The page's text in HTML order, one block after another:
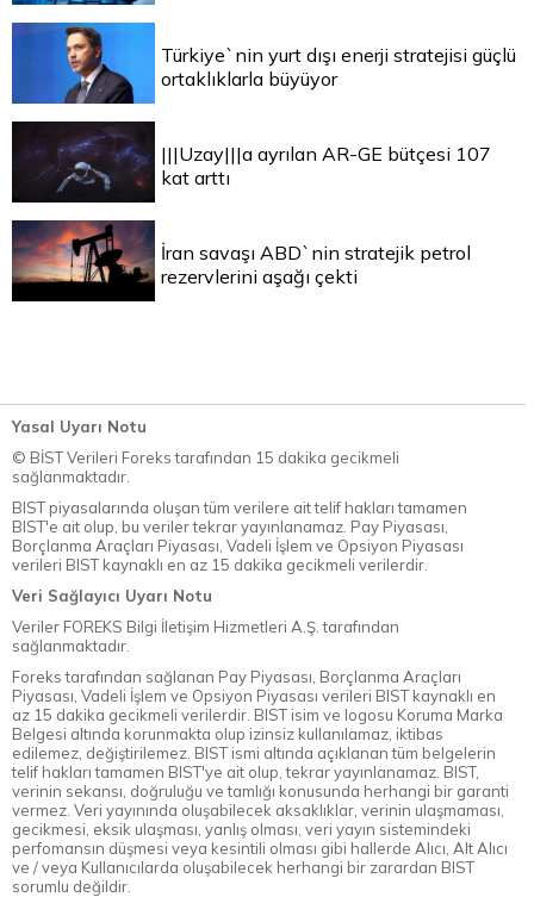
Türkiye`nin yurt dışı enerji stratejisi güçlü
ortaklıklarla büyüyor
|||Uzay|||a ayrılan AR-GE bütçesi 107
kat arttı
İran savaşı ABD`nin stratejik petrol
rezervlerini aşağı çekti
Yasal Uyarı Notu
© BİST Verileri Foreks tarafından 15 dakika gecikmeli
sağlanmaktadır.
BIST piyasalarında oluşan tüm verilere ait telif hakları tamamen
BIST'e ait olup, bu veriler tekrar yayınlanamaz. Pay Piyasası,
Borçlanma Araçları Piyasası, Vadeli İşlem ve Opsiyon Piyasası
verileri BIST kaynaklı en az 15 dakika gecikmeli verilerdir.
Veri Sağlayıcı Uyarı Notu
Veriler FOREKS Bilgi İletişim Hizmetleri A.Ş. tarafından
sağlanmaktadır.
Foreks tarafından sağlanan Pay Piyasası, Borçlanma Araçları
Piyasası, Vadeli İşlem ve Opsiyon Piyasası verileri BIST kaynaklı en
az 15 dakika gecikmeli verilerdir. BIST isim ve logosu Koruma Marka
Belgesi altında korunmakta olup izinsiz kullanılamaz, iktibas
edilemez, değiştirilemez. BIST ismi altında açıklanan tüm belgelerin
telif hakları tamamen BIST'ye ait olup, tekrar yayınlanamaz. BIST,
verinin sekansı, doğruluğu ve tamlığı konusunda herhangi bir garanti
vermez. Veri yayınında oluşabilecek aksaklıklar, verinin ulaşmaması,
gecikmesi, eksik ulaşması, yanlış olması, veri yayın sistemindeki
perfomansın düşmesi veya kesintili olması gibi hallerde Alıcı, Alt Alıcı
ve / veya Kullanıcılarda oluşabilecek herhangi bir zarardan BIST
sorumlu değildir.